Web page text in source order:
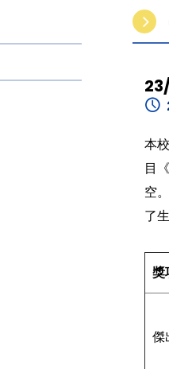
本
目
空
了
獎
傑